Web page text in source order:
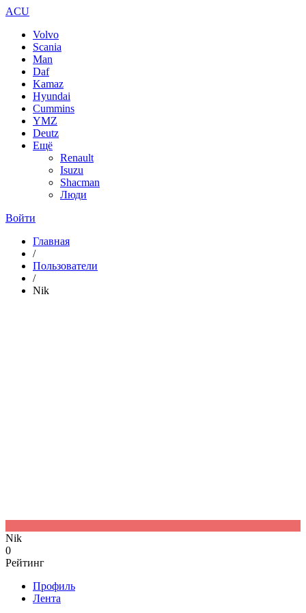
ACU
Volvo
Scania
Man
Daf
Kamaz
Hyundai
Cummins
YMZ
Deutz
Ещё
Renault
Isuzu
Shacman
Люди
Войти
Главная
/
Пользователи
/
Nik
Nik
0
Рейтинг
Профиль
Лента